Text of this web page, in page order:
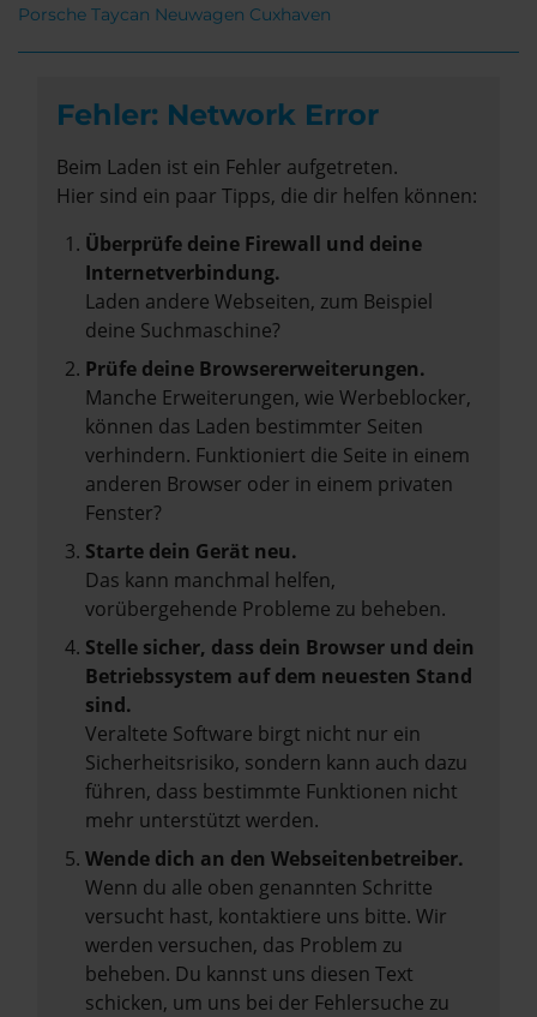
Porsche Taycan Neuwagen Cuxhaven
Fehler: Network Error
Beim Laden ist ein Fehler aufgetreten.
Hier sind ein paar Tipps, die dir helfen können:
Überprüfe deine Firewall und deine
Internetverbindung.
Laden andere Webseiten, zum Beispiel
deine Suchmaschine?
Prüfe deine Browsererweiterungen.
Manche Erweiterungen, wie Werbeblocker,
können das Laden bestimmter Seiten
verhindern. Funktioniert die Seite in einem
anderen Browser oder in einem privaten
Fenster?
Starte dein Gerät neu.
Das kann manchmal helfen,
vorübergehende Probleme zu beheben.
Stelle sicher, dass dein Browser und dein
Betriebssystem auf dem neuesten Stand
sind.
Veraltete Software birgt nicht nur ein
Sicherheitsrisiko, sondern kann auch dazu
führen, dass bestimmte Funktionen nicht
mehr unterstützt werden.
Wende dich an den Webseitenbetreiber.
Wenn du alle oben genannten Schritte
versucht hast, kontaktiere uns bitte. Wir
werden versuchen, das Problem zu
beheben. Du kannst uns diesen Text
schicken, um uns bei der Fehlersuche zu